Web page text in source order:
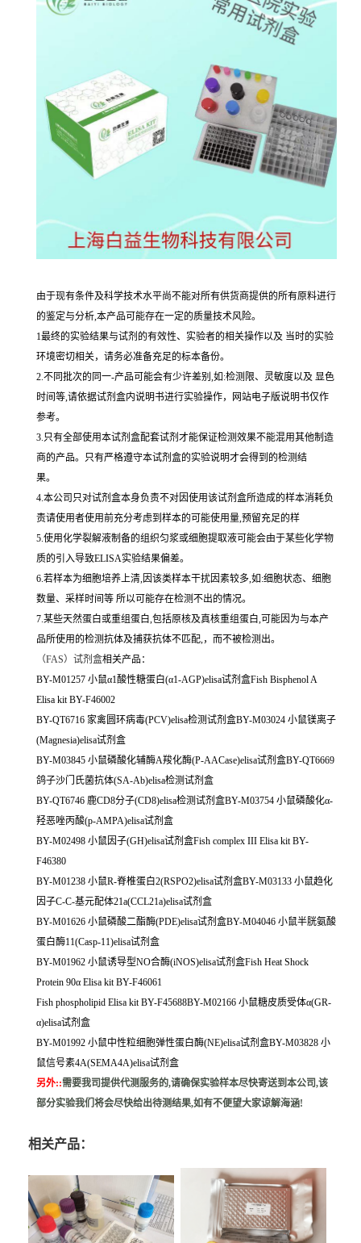
由于现有条件及科学技术水平尚不能对所有供货商提供的所有原料进行
的鉴定与分析,本产品可能存在一定的质量技术风险。
1最终的实验结果与试剂的有效性、实验者的相关操作以及 当时的实验
环境密切相关，请务必准备充足的标本备份。
2.不同批次的同一-产品可能会有少许差别,如:检测限、灵敏度以及 显色
时间等,请依据试剂盒内说明书进行实验操作，网站电子版说明书仅作
参考。
3.只有全部使用本试剂盒配套试剂才能保证检测效果不能混用其他制造
商的产品。只有严格遵守本试剂盒的实验说明才会得到的检测结
果。
4.本公司只对试剂盒本身负责不对因使用该试剂盒所造成的样本消耗负
责请使用者使用前充分考虑到样本的可能使用量,预留充足的样
5.使用化学裂解液制备的组织匀浆或细胞提取液可能会由于某些化学物
质的引入导致ELISA实验结果偏差。
6.若样本为细胞培养上清,因该类样本干扰因素较多,如:细胞状态、细胞
数量、采样时间等 所以可能存在检测不出的情况。
7.某些天然蛋白或重组蛋白,包括原核及真核重组蛋白,可能因为与本产
品所使用的检测抗体及捕获抗体不匹配,，而不被检测出。
（FAS）试剂盒相关产品：
BY-M01257 小鼠α1酸性糖蛋白(α1-AGP)elisa试剂盒Fish Bisphenol A
Elisa kit BY-F46002
BY-QT6716 家禽圆环病毒(PCV)elisa检测试剂盒BY-M03024 小鼠镁离子
(Magnesia)elisa试剂盒
BY-M03845 小鼠磷酸化辅酶A羧化酶(P-AACase)elisa试剂盒BY-QT6669
鸽子沙门氏菌抗体(SA-Ab)elisa检测试剂盒
BY-QT6746 鹿CD8分子(CD8)elisa检测试剂盒BY-M03754 小鼠磷酸化α-
羟恶唑丙酸(p-AMPA)elisa试剂盒
BY-M02498 小鼠因子(GH)elisa试剂盒Fish complex III Elisa kit BY-
F46380
BY-M01238 小鼠R-脊椎蛋白2(RSPO2)elisa试剂盒BY-M03133 小鼠趋化
因子C-C-基元配体21a(CCL21a)elisa试剂盒
BY-M01626 小鼠磷酸二酯酶(PDE)elisa试剂盒BY-M04046 小鼠半胱氨酸
蛋白酶11(Casp-11)elisa试剂盒
BY-M01962 小鼠诱导型NO合酶(iNOS)elisa试剂盒Fish Heat Shock
Protein 90α Elisa kit BY-F46061
Fish phospholipid Elisa kit BY-F45688BY-M02166 小鼠糖皮质受体α(GR-
α)elisa试剂盒
BY-M01992 小鼠中性粒细胞弹性蛋白酶(NE)elisa试剂盒BY-M03828 小
鼠信号素4A(SEMA4A)elisa试剂盒
另外::需要我司提供代测服务的,请确保实验样本尽快寄送到本公司,该
部分实验我们将会尽快给出待测结果,如有不便望大家谅解海涵!
相关产品：